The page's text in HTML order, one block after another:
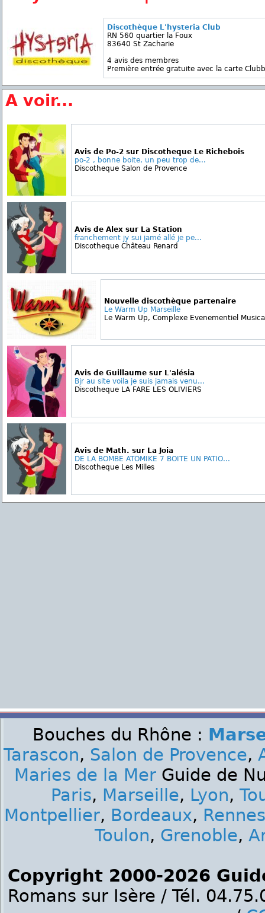
Discothèque L'hysteria Club
RN 560 quartier la Foux
83640 St Zacharie
4 avis des membres
Première entrée gratuite avec la carte
A voir...
Avis de Po-2 sur Discotheque Le Richebois
po-2 , bonne boite, un peu trop de...
Discotheque Salon de Provence
Avis de Alex sur La Station
franchement jy sui jamé allé je pe...
Discotheque Château Renard
Nouvelle discothèque partenaire
Le Warm Up Marseille
Le Warm Up, Complexe Evenementiel
Avis de Guillaume sur L'alésia
Bjr au site voila je suis jamais venu...
Discotheque LA FARE LES OLIVIERS
Avis de Math. sur La Joia
DE LA BOMBE ATOMIKE 7 BOITE UN PATIO...
Discotheque Les Milles
Bouches du Rhône :
Tarascon, Salon de Provence,
Maries de la MerGuide de
Paris, Marseille, Lyon,
Montpellier, Bordeaux, Rennes
Toulon, Grenoble,
Copyright 2000-2026
Romans sur Isère / Tél.